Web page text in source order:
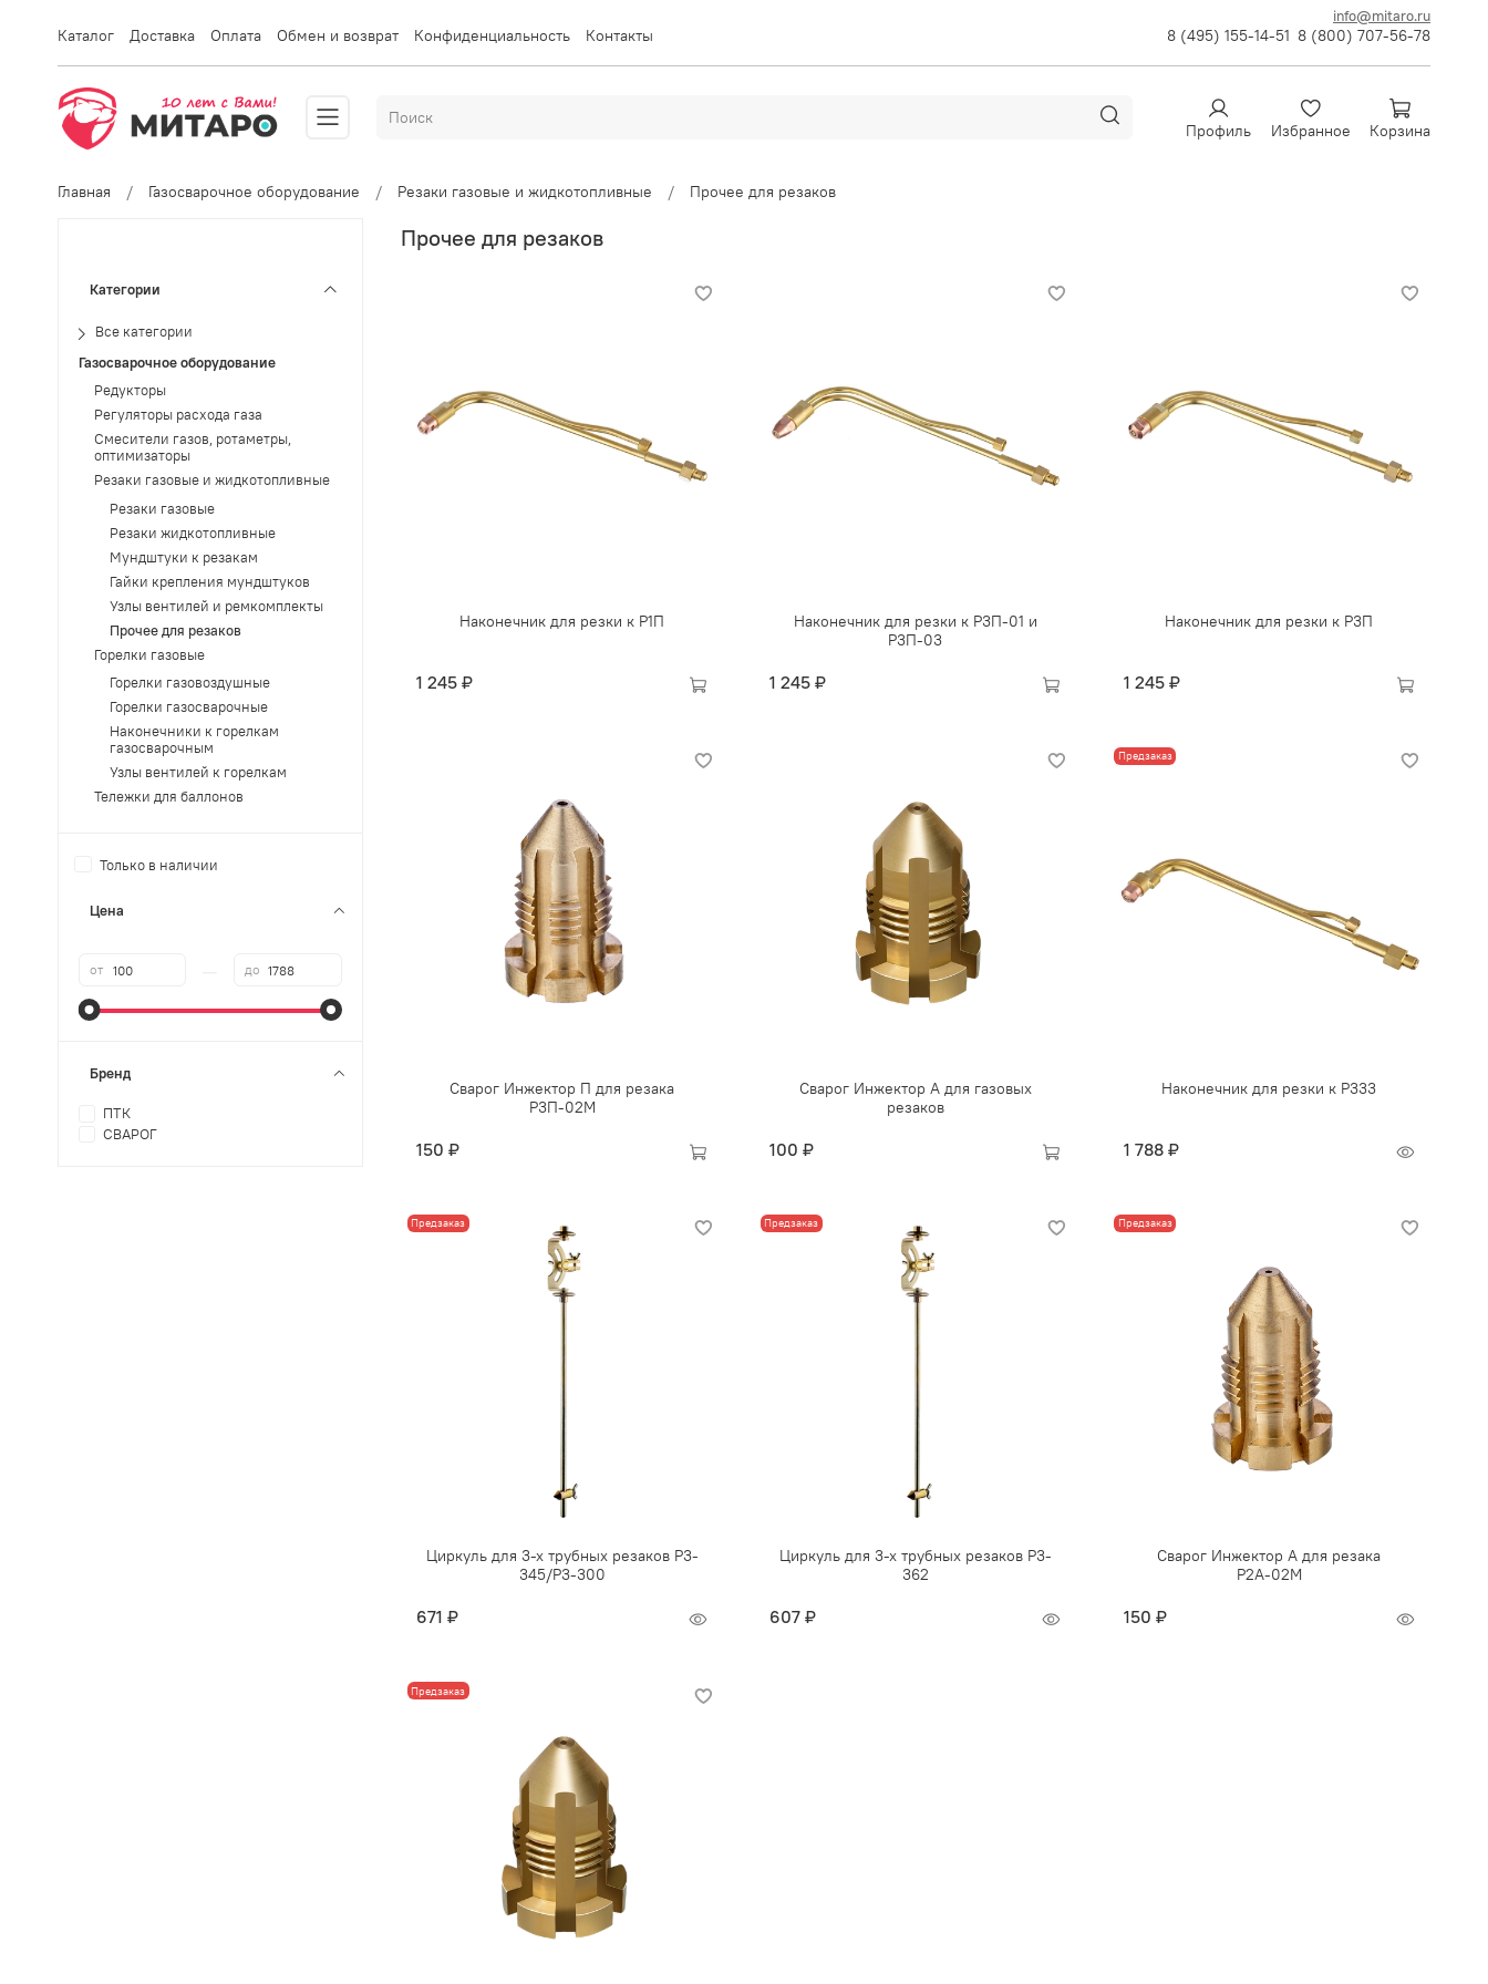
info@mitaro.ru
Каталог Доставка Оплата Обмен и возврат Конфиденциальность Контакты 8 (495) 155-14-51 8 (800) 707-56-78
Профиль Избранное Корзина
Главная Газосварочное оборудование Резаки газовые и жидкотопливные Прочее для резаков
Прочее для резаков
Наконечник для резки к Р1П
1 245 ₽
Наконечник для резки к Р3П-01 и
Р3П-03
1 245 ₽
Наконечник для резки к Р3П
1 245 ₽
Сварог Инжектор П для резака
Р3П-02М
150 ₽
Сварог Инжектор А для газовых
резаков
100 ₽
Предзаказ
Наконечник для резки к Р333
1 788 ₽
Предзаказ
Циркуль для 3-х трубных резаков P3-
345/Р3-300
671 ₽
Предзаказ
Циркуль для 3-х трубных резаков P3-
362
607 ₽
Предзаказ
Сварог Инжектор А для резака
Р2А-02М
150 ₽
Предзаказ
Категории
Все категории
Газосварочное оборудование
Редукторы
Регуляторы расхода газа
Смесители газов, ротаметры,
оптимизаторы
Резаки газовые и жидкотопливные
Резаки газовые
Резаки жидкотопливные
Мундштуки к резакам
Гайки крепления мундштуков
Узлы вентилей и ремкомплекты
Прочее для резаков
Горелки газовые
Горелки газовоздушные
Горелки газосварочные
Наконечники к горелкам
газосварочным
Узлы вентилей к горелкам
Тележки для баллонов
Только в наличии
Цена
от до
Бренд
ПТК
СВАРОГ